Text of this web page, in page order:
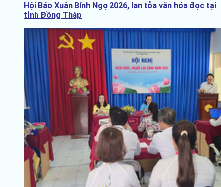
Hội Báo Xuân Bính Ngọ 2026, lan tỏa văn hóa đọc tại
tỉnh Đồng Tháp